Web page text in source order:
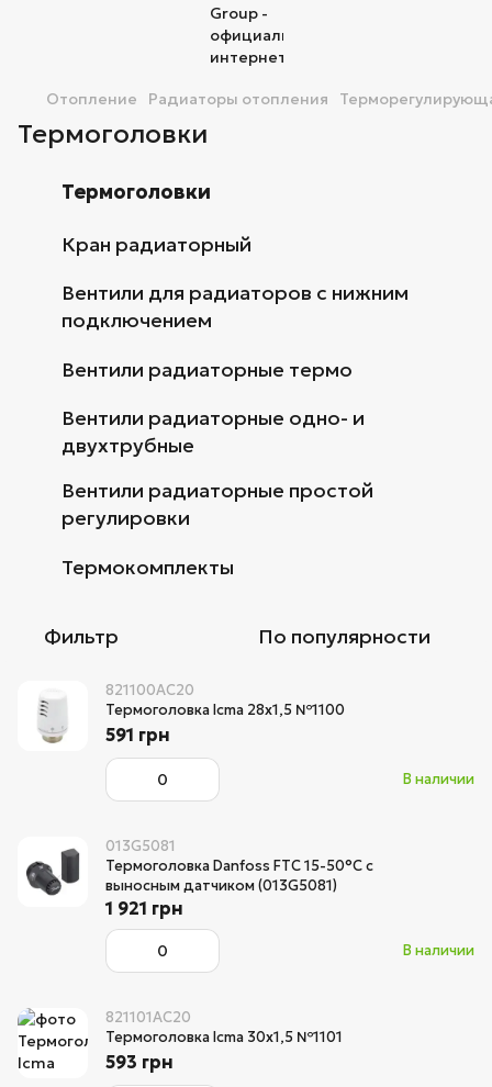
Отопление Радиаторы отопления
Термоголовки
Термоголовки
Кран радиаторный
Вентили для радиаторов с нижним
подключением
Вентили радиаторные термо
Вентили радиаторные одно- и
двухтрубные
Вентили радиаторные простой
регулировки
Термокомплекты
Фильтр По популярности
821100AC20
Термоголовка Icma 28х1,5 №1100
В наличии
591 грн
013G5081
Термоголовка Danfoss FTC 15-50°С с
выносным датчиком (013G5081)
В наличии
1 921 грн
821101AC20
Термоголовка Icma 30х1,5 №1101
593 грн